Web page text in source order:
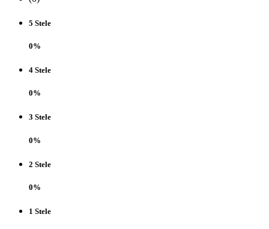
5 Stele
0%
4 Stele
0%
3 Stele
0%
2 Stele
0%
1 Stele